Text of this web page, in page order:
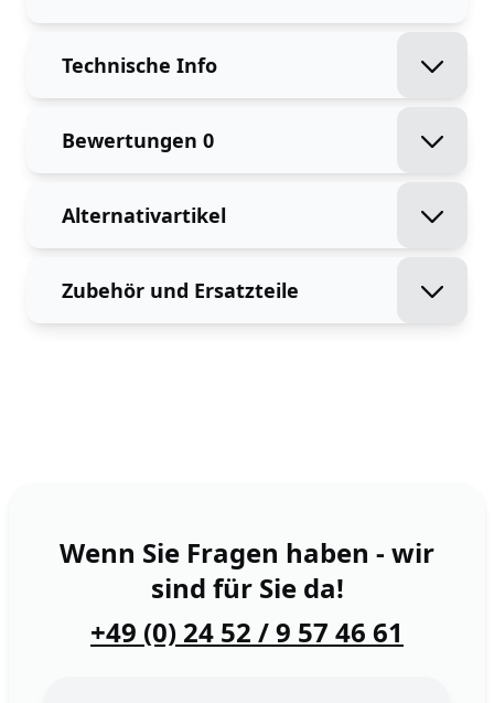
Technische Info
Bewertungen 0
Alternativartikel
Zubehör und Ersatzteile
Wenn Sie Fragen haben - wir
sind für Sie da!
+49 (0) 24 52 / 9 57 46 61